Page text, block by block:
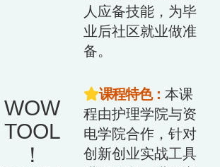
人应备技能，为毕
业后社区就业做准
备。
WOW
TOOL
！
课程特色：本课
程由护理学院与资
电学院合作，针对
创新创业实战工具